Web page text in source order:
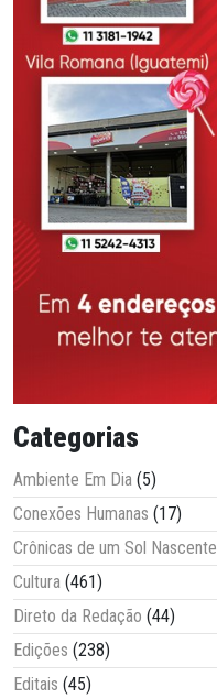
Categorias
Ambiente Em Dia (5)
Conexões Humanas (17)
Crônicas de um Sol Nascente
Cultura (461)
Direto da Redação (44)
Edições (238)
Editais (45)